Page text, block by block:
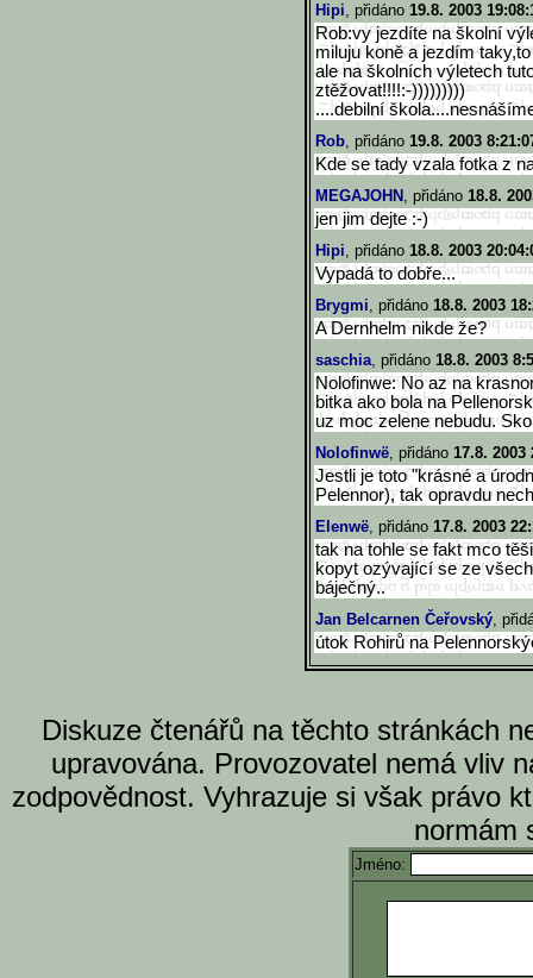
Hipi, přidáno 19.8. 2003
Rob:vy jezdíte na školní
miluju koně a jezdím
ale na školních výletech
ztěžovat!!!!:-)))))))))
....debilní
Rob, přidáno 19.8. 2003
Kde se tady vzala fotka z
MEGAJOHN , přidáno 18.8.
jen jim dejte :-)
Hipi, přidáno 18.8. 2003
Vypadá to dobře...
Brygmi, přidáno 18.8. 2003
A Dernhelm nikde že?
saschia, přidáno 18.8. 2003
Nolofinwe: No az na
bitka ako bola na
uz moc zelene nebudu.
Nolofinwë, přidáno 17.8. 2003
Jestli je toto "krásné a
Pelennor), tak opravdu
Elenwë, přidáno 17.8. 2003
tak na tohle se fakt mco
kopyt ozývající se ze
báječný..
Jan Belcarnen Čeřovský,
útok Rohirů na
Diskuze čtenářů na těchto stránkách
upravována. Provozovatel nemá vliv
zodpovědnost. Vyhrazuje si však právo
normám
Jméno: